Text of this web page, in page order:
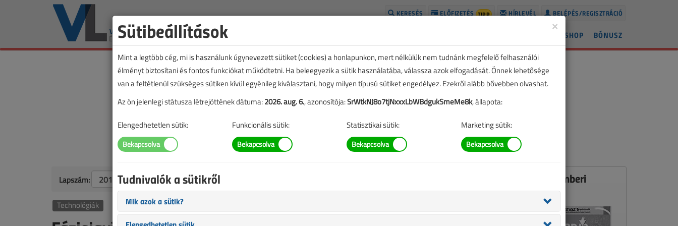
BELÉPÉS/REGISZTRÁCIÓ
HÍRLEVÉL
ELŐFIZETÉS TIPP
KERESÉS
BÓNUSZ
SHOP
Lapszám:
Technológiák
Ez a cikk a VL 2011. novemberi
számában jelent meg.
×
Sütibeállítások
Mint a legtöbb cég, mi is használunk úgynevezett sütiket (cookies) a honlapunkon, mert nélkülük nem tudnánk megfelelő felhasználói
élményt biztosítani és fontos funkciókat működtetni. Ha beleegyezik a sütik használatába, válassza azok elfogadását. Önnek lehetősége
van a feltétlenül szükséges sütiken kívül egyénileg kiválasztani, hogy milyen típusú sütiket engedélyez. Ezekről alább bővebben olvashat.
Az ön jelenlegi státusza létrejöttének dátuma:2026. aug. 6., azonosítója:SrWtkNJ8o7tjNxxxLbWBdgukSmeMe8k, állapota:
Elengedhetetlen sütik: Funkcionális sütik: Statisztikai sütik: Marketing sütik:
Tudnivalók a sütikről
Mik azok a sütik?